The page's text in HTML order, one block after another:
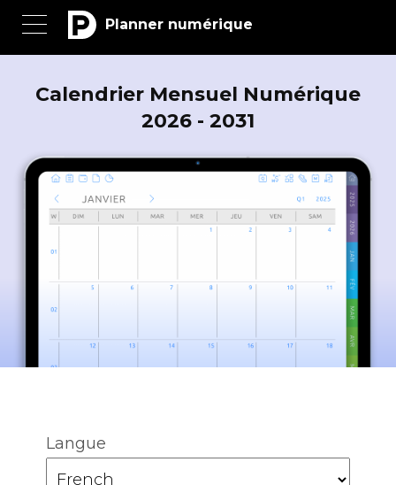
Planner numérique
Calendrier Mensuel Numérique
2026 - 2031
Langue